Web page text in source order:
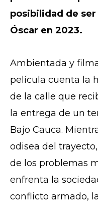
posibilidad de
Óscar en 2023.
Ambientada y
película cuenta la
de la calle que
la entrega de un
Bajo Cauca.
odisea del
de los problemas
enfrenta la
conflicto armado,